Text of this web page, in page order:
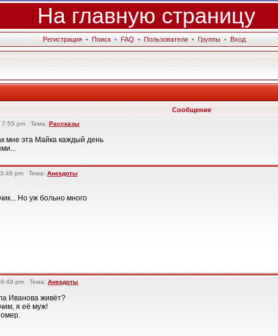
На главную страницу
Регистрация • Поиск • FAQ • Пользователи • Группы • Вход
Сообщение
7:55 pm Тема: Рассказы
мне эта Майка каждый день
pm Тема: Анекдоты
Но уж больно много
pm Тема: Анекдоты
Иванова живёт?
я её муж!